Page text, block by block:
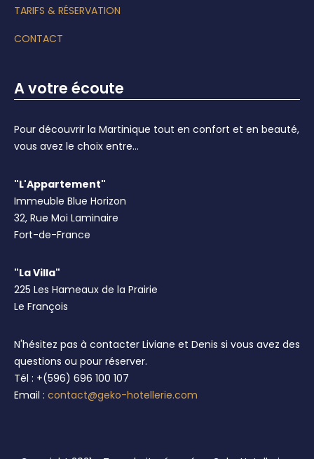
TARIFS & RÉSERVATION
CONTACT
A votre écoute
Pour découvrir la Martinique tout en confort et en beauté,
vous avez le choix entre...
"L'Appartement"
Immeuble Blue Horizon
32, Rue Moi Laminaire
Fort-de-France
"La Villa"
225 Les Hameaux de la Prairie
Le François
N'hésitez pas à contacter Liviane et Denis si vous avez des
questions ou pour réserver.
Tél : +(596) 696 100 107
Email : contact@geko-hotellerie.com